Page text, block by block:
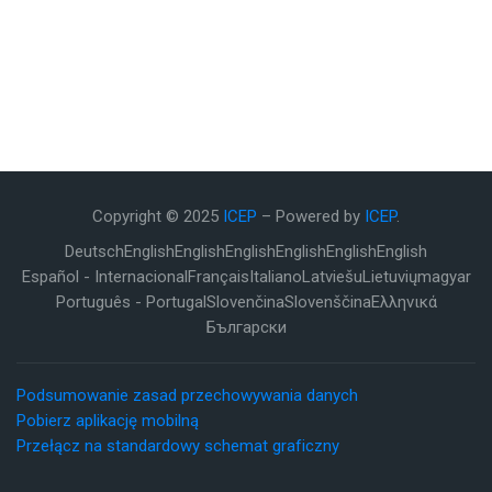
Copyright © 2025 ICEP – Powered by ICEP.
DeutschEnglishEnglishEnglishEnglishEnglishEnglish
Español - InternacionalFrançaisItalianoLatviešuLietuviųmagyar
Português - PortugalSlovenčinaSlovenščinaΕλληνικά
Български
Podsumowanie zasad przechowywania danych
Pobierz aplikację mobilną
Przełącz na standardowy schemat graficzny